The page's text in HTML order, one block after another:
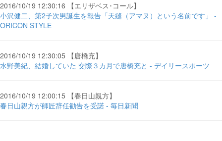
2016/10/19 12:30:16 【エリザベス･コール】
小沢健二、第2子次男誕生を報告「天縫（アマヌ）という名前です」 -
ORICON STYLE
2016/10/19 12:30:05 【唐橋充】
水野美紀、結婚していた 交際３カ月で唐橋充と - デイリースポーツ
2016/10/19 12:00:15 【春日山親方】
春日山親方が師匠辞任勧告を受諾 - 毎日新聞